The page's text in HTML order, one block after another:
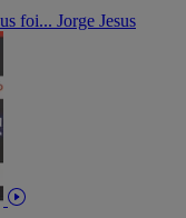
foi... Jorge Jesus